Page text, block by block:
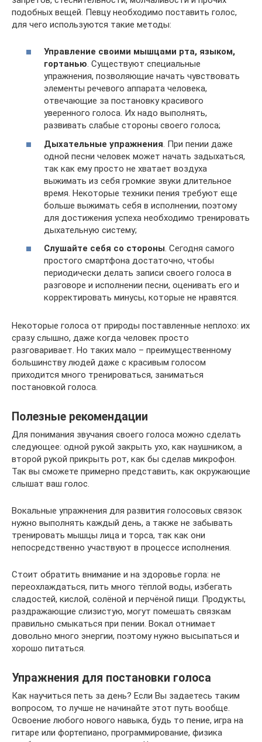
подобных вещей. Певцу необходимо поставить голос,
для чего используются такие методы:
Управление своими мышцами рта, языком,
гортанью. Существуют специальные
упражнения, позволяющие начать чувствовать
элементы речевого аппарата человека,
отвечающие за постановку красивого
уверенного голоса. Их надо выполнять,
развивать слабые стороны своего голоса;
Дыхательные упражнения . При пении даже
одной песни человек может начать задыхаться,
так как ему просто не хватает воздуха
выжимать из себя громкие звуки длительное
время. Некоторые техники пения требуют еще
больше выжимать себя в исполнении, поэтому
для достижения успеха необходимо тренировать
дыхательную систему;
Слушайте себя со стороны. Сегодня самого
простого смартфона достаточно, чтобы
периодически делать записи своего голоса в
разговоре и исполнении песни, оценивать его и
корректировать минусы, которые не нравятся.
Некоторые голоса от природы поставленные неплохо: их
сразу слышно, даже когда человек просто
разговаривает. Но таких мало – преимущественному
большинству людей даже с красивым голосом
приходится много тренироваться, заниматься
постановкой голоса.
Полезные рекомендации
Для понимания звучания своего голоса можно сделать
следующее: одной рукой закрыть ухо, как наушником, а
второй рукой прикрыть рот, как бы сделав микрофон.
Так вы сможете примерно представить, как окружающие
слышат ваш голос.
Вокальные упражнения для развития голосовых связок
нужно выполнять каждый день, а также не забывать
тренировать мышцы лица и торса, так как они
непосредственно участвуют в процессе исполнения.
Стоит обратить внимание и на здоровье горла: не
переохлаждаться, пить много тёплой воды, избегать
сладостей, кислой, солёной и перчёной пищи. Продукты,
раздражающие слизистую, могут помешать связкам
правильно смыкаться при пении. Вокал отнимает
довольно много энергии, поэтому нужно высыпаться и
хорошо питаться.
Упражнения для постановки голоса
Как научиться петь за день? Если Вы задаетесь таким
вопросом, то лучше не начинайте этот путь вообще.
Освоение любого нового навыка, будь то пение, игра на
гитаре или фортепиано, программирование, физика